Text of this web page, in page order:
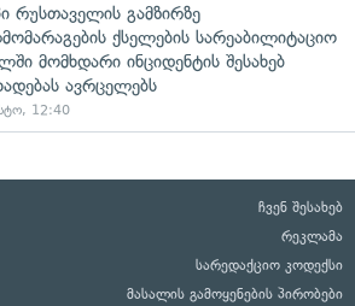
რუსთაველის გამზირზე
ქსელების სარეაბილიტაციო
მომხდარი ინციდენტის შესახებ
ავრცელებს
12:40
ჩვენ შესახებ
რეკლამა
სარედაქციო კოდექსი
მასალის გამოყენების პირობები